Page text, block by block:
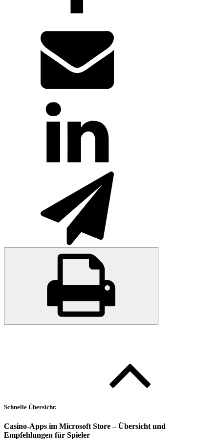
Schnelle Übersicht:
Casino-Apps im Microsoft Store – Übersicht und
Empfehlungen für Spieler